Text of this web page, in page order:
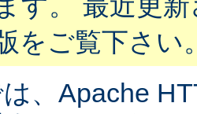
をご覧下さい
、Apache